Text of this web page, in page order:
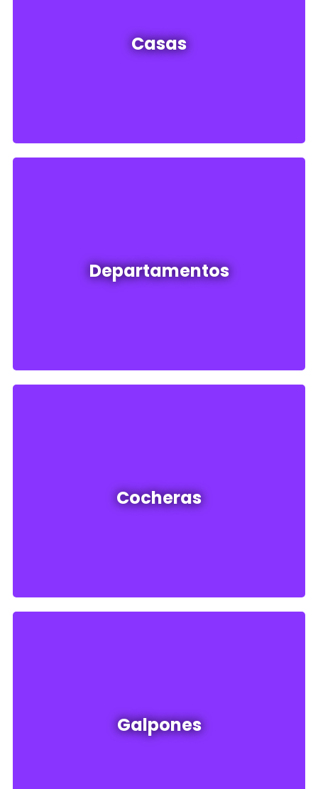
Casas
Departamentos
Cocheras
Galpones